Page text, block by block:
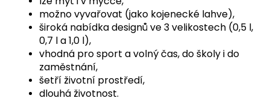
možno vyvařovat (jako kojenecké lahve),
široká nabídka designů ve 3 velikostech (0,5 l,
0,7 l a 1,0 l),
vhodná pro sport a volný čas, do školy i do
zaměstnání,
šetří životní prostředí,
dlouhá životnost.